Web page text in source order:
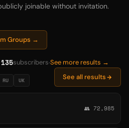
joinable without invitation.
Groups →
subscribers See more results →
RU UK See all results
👥 72,985